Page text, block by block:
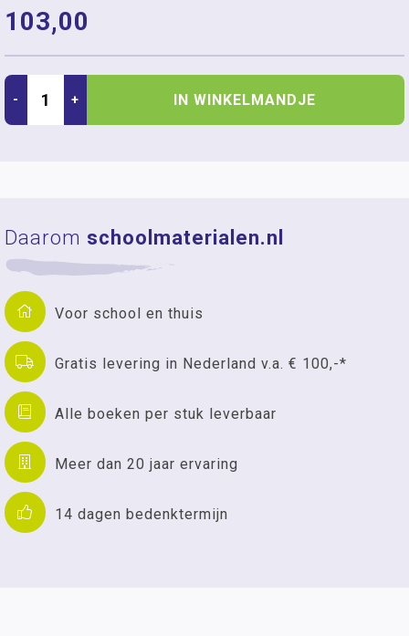
103,00
- + IN WINKELMANDJE
Daarom schoolmaterialen.nl
Voor school en thuis
Gratis levering in Nederland v.a. € 100,-*
Alle boeken per stuk leverbaar
Meer dan 20 jaar ervaring
14 dagen bedenktermijn